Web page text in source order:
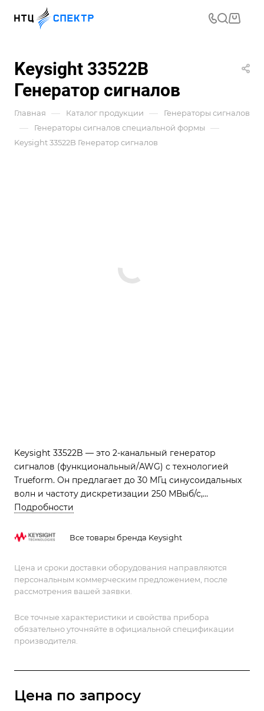
Keysight 33522B
Генератор сигналов
Главная — Каталог продукции — Генераторы сигналов
— Генераторы сигналов специальной формы —
Keysight 33522B Генератор сигналов
Keysight 33522B — это 2-канальный генератор
сигналов (функциональный/AWG) с технологией
Trueform. Он предлагает до 30 МГц синусоидальных
волн и частоту дискретизации 250 МВыб/с,
обеспечивая исключительную чистоту сигнала для
пользовательских форм.
Подробности
Все товары бренда Keysight
Цена и сроки доставки оборудования направляются
персональным коммерческим предложением, после
рассмотрения вашей заявки.
Все точные характеристики и свойства прибора
обязательно уточняйте в официальной спецификации
производителя.
Цена по запросу